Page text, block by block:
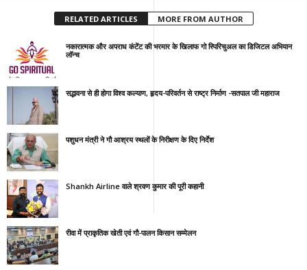
RELATED ARTICLES MORE FROM AUTHOR
नकारात्मक और अपराध कंटेंट की भरमार के खिलाफ गो स्पिरिचुअल का डिजिटल अभियान
लॉन्च
सद्भावना से ही होगा विश्व कल्याण, हृदय-परिवर्तन से राष्ट्र निर्माण -सतपाल जी महाराज
पशुधन मंत्री ने गौ आश्रय स्थलों के निरीक्षण के दिए निर्देश
Shankh Airline वाले श्रवण कुमार की पूरी कहानी
रीवा में प्राकृतिक खेती एवं गौ-पालन किसान सम्मेलन